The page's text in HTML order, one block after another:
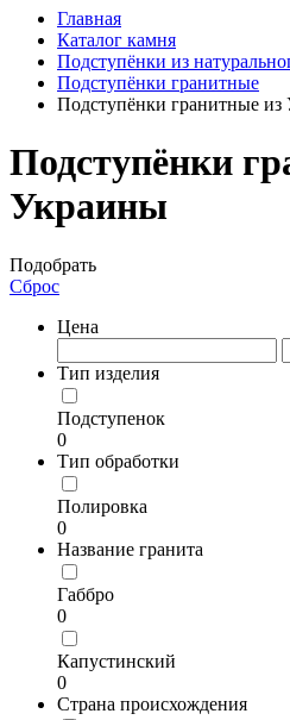
Главная
Каталог камня
Подступёнки из
Подступёнки гранитные
Подступёнки гранитные
Подступёнки
Украины
Подобрать
Сброс
Цена
Тип изделия
Подступенок
0
Тип обработки
Полировка
0
Название гранита
Габбро
0
Капустинский
0
Страна происхождения